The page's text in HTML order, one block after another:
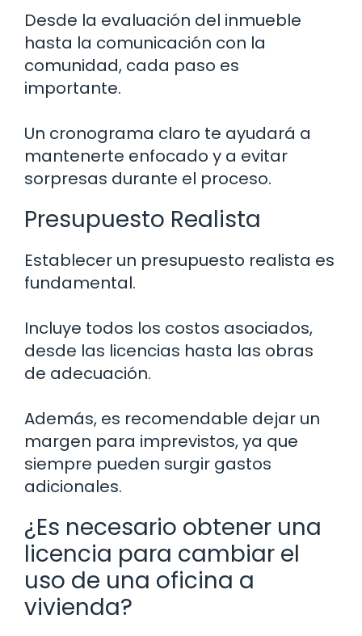
Desde la evaluación del inmueble
hasta la comunicación con la
comunidad, cada paso es
importante.
Un cronograma claro te ayudará a
mantenerte enfocado y a evitar
sorpresas durante el proceso.
Presupuesto Realista
Establecer un presupuesto realista es
fundamental.
Incluye todos los costos asociados,
desde las licencias hasta las obras
de adecuación.
Además, es recomendable dejar un
margen para imprevistos, ya que
siempre pueden surgir gastos
adicionales.
¿Es necesario obtener una
licencia para cambiar el
uso de una oficina a
vivienda?